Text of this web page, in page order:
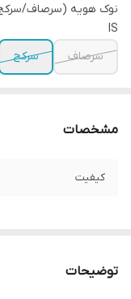
IS
سرصاف
سرکج
مشخصات
کیفیت
توضیحات